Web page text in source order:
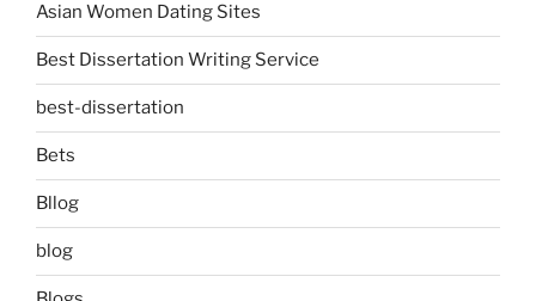
Asian Women Dating Sites
Best Dissertation Writing Service
best-dissertation
Bets
Bllog
blog